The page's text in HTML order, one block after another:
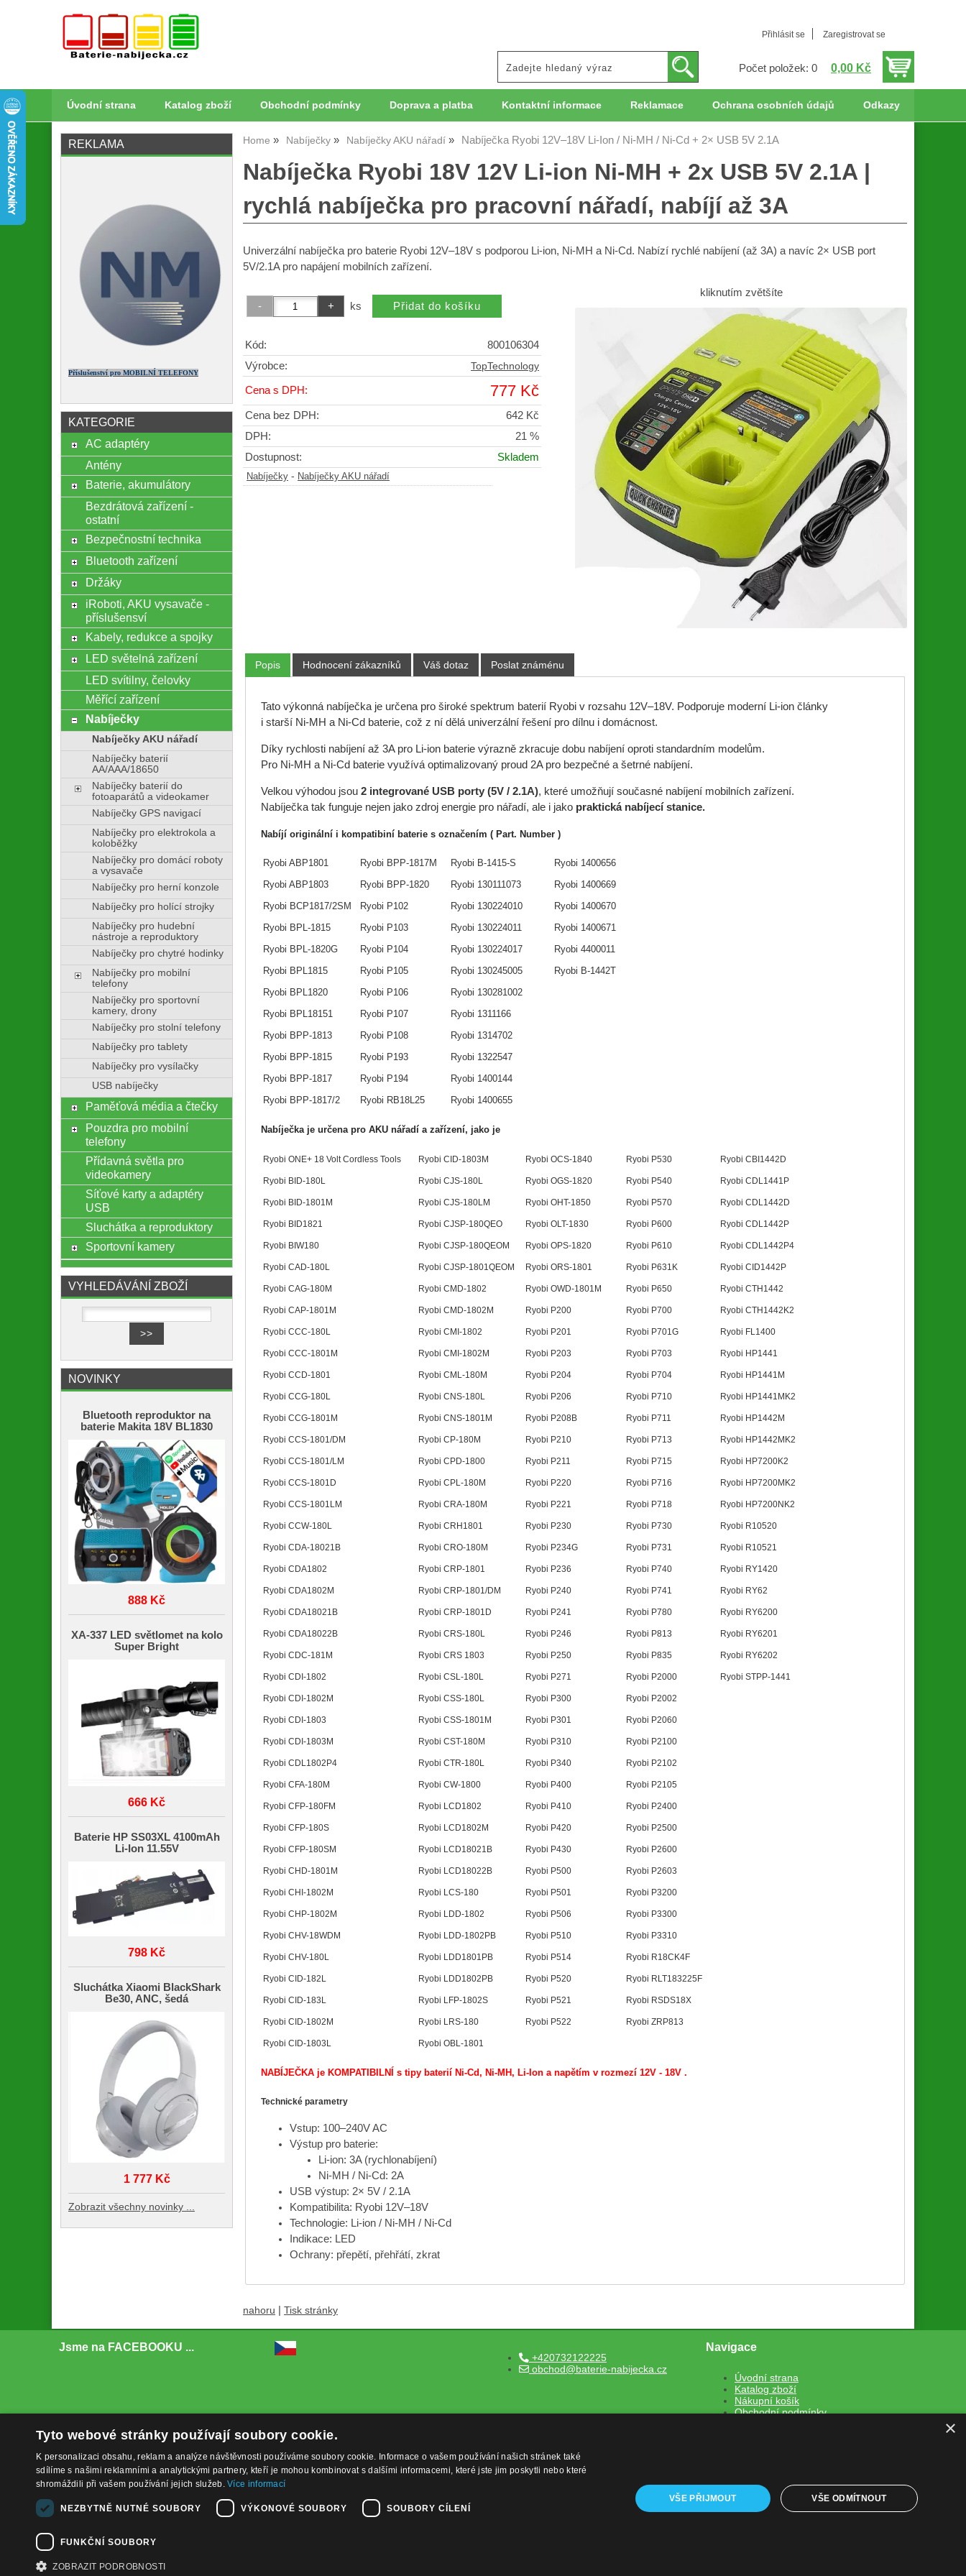
Přihlásit se Zaregistrovat se
Počet položek: 0 0,00 Kč
Úvodní strana Katalog zboží Obchodní podmínky Doprava a platba Kontaktní informace Reklamace Ochrana osobních údajů Odkazy
Home Nabíječky Nabíječky AKU nářadí Nabíječka Ryobi 12V–18V Li-Ion / Ni-MH / Ni-Cd + 2× USB 5V 2.1A
Nabíječka Ryobi 18V 12V Li-ion Ni-MH + 2x USB 5V 2.1A |
rychlá nabíječka pro pracovní nářadí, nabíjí až 3A
Univerzální nabíječka pro baterie Ryobi 12V–18V s podporou Li-ion, Ni-MH a Ni-Cd. Nabízí rychlé nabíjení (až 3A) a navíc 2× USB port
5V/2.1A pro napájení mobilních zařízení.
kliknutím zvětšíte
ks
Kód:
800106304
Výrobce:
TopTechnology
Cena s DPH: 777 Kč
Cena bez DPH:
642 Kč
DPH:
21 %
Dostupnost:
Skladem
Nabíječky - Nabíječky AKU nářadí
Popis Hodnocení zákazníků Váš dotaz Poslat známénu
Tato výkonná nabíječka je určena pro široké spektrum baterií Ryobi v rozsahu 12V–18V. Podporuje moderní Li-ion články
i starší Ni-MH a Ni-Cd baterie, což z ní dělá univerzální řešení pro dílnu i domácnost.
Díky rychlosti nabíjení až 3A pro Li-ion baterie výrazně zkracuje dobu nabíjení oproti standardním modelům.
Pro Ni-MH a Ni-Cd baterie využívá optimalizovaný proud 2A pro bezpečné a šetrné nabíjení.
Velkou výhodou jsou 2 integrované USB porty (5V / 2.1A), které umožňují současné nabíjení mobilních zařízení.
Nabíječka tak funguje nejen jako zdroj energie pro nářadí, ale i jako praktická nabíjecí stanice.
Nabíjí originální i kompatibiní baterie s označením ( Part. Number )
Ryobi ABP1801 Ryobi BPP-1817M Ryobi B-1415-S
Ryobi 1400656
Ryobi ABP1803
Ryobi BPP-1820 Ryobi 130111073
Ryobi 1400669
Ryobi BCP1817/2SM
Ryobi P102 Ryobi 130224010
Ryobi 1400670
Ryobi BPL-1815
Ryobi P103 Ryobi 130224011
Ryobi 1400671
Ryobi BPL-1820G
Ryobi P104 Ryobi 130224017
Ryobi 4400011
Ryobi BPL1815
Ryobi P105 Ryobi 130245005
Ryobi B-1442T
Ryobi BPL1820
Ryobi P106
Ryobi 130281002
Ryobi BPL18151
Ryobi P107
Ryobi 1311166
Ryobi BPP-1813
Ryobi P108
Ryobi 1314702
Ryobi BPP-1815
Ryobi P193
Ryobi 1322547
Ryobi BPP-1817
Ryobi P194
Ryobi 1400144
Ryobi BPP-1817/2
Ryobi RB18L25 Ryobi 1400655
Nabíječka je určena pro AKU nářadí a zařízení, jako je
Ryobi ONE+ 18 Volt Cordless Tools Ryobi CID-1803M Ryobi OCS-1840 Ryobi P530 Ryobi CBI1442D
Ryobi BID-180L Ryobi CJS-180L Ryobi OGS-1820 Ryobi P540 Ryobi CDL1441P
Ryobi BID-1801M Ryobi CJS-180LM Ryobi OHT-1850 Ryobi P570 Ryobi CDL1442D
Ryobi BID1821 Ryobi CJSP-180QEO Ryobi OLT-1830 Ryobi P600 Ryobi CDL1442P
Ryobi BIW180 Ryobi CJSP-180QEOM Ryobi OPS-1820 Ryobi P610 Ryobi CDL1442P4
Ryobi CAD-180L Ryobi CJSP-1801QEOM Ryobi ORS-1801 Ryobi P631K Ryobi CID1442P
Ryobi CAG-180M Ryobi CMD-1802 Ryobi OWD-1801M Ryobi P650 Ryobi CTH1442
Ryobi CAP-1801M Ryobi CMD-1802M Ryobi P200 Ryobi P700 Ryobi CTH1442K2
Ryobi CCC-180L Ryobi CMI-1802 Ryobi P201 Ryobi P701G Ryobi FL1400
Ryobi CCC-1801M Ryobi CMI-1802M Ryobi P203 Ryobi P703 Ryobi HP1441
Ryobi CCD-1801 Ryobi CML-180M Ryobi P204 Ryobi P704 Ryobi HP1441M
Ryobi CCG-180L Ryobi CNS-180L Ryobi P206 Ryobi P710 Ryobi HP1441MK2
Ryobi CCG-1801M Ryobi CNS-1801M Ryobi P208B Ryobi P711 Ryobi HP1442M
Ryobi CCS-1801/DM Ryobi CP-180M Ryobi P210 Ryobi P713 Ryobi HP1442MK2
Ryobi CCS-1801/LM Ryobi CPD-1800 Ryobi P211 Ryobi P715 Ryobi HP7200K2
Ryobi CCS-1801D Ryobi CPL-180M Ryobi P220 Ryobi P716 Ryobi HP7200MK2
Ryobi CCS-1801LM Ryobi CRA-180M Ryobi P221 Ryobi P718 Ryobi HP7200NK2
Ryobi CCW-180L Ryobi CRH1801 Ryobi P230 Ryobi P730 Ryobi R10520
Ryobi CDA-18021B Ryobi CRO-180M Ryobi P234G Ryobi P731 Ryobi R10521
Ryobi CDA1802 Ryobi CRP-1801 Ryobi P236 Ryobi P740 Ryobi RY1420
Ryobi CDA1802M Ryobi CRP-1801/DM Ryobi P240 Ryobi P741 Ryobi RY62
Ryobi CDA18021B Ryobi CRP-1801D Ryobi P241 Ryobi P780 Ryobi RY6200
Ryobi CDA18022B Ryobi CRS-180L Ryobi P246 Ryobi P813 Ryobi RY6201
Ryobi CDC-181M Ryobi CRS 1803 Ryobi P250 Ryobi P835 Ryobi RY6202
Ryobi CDI-1802 Ryobi CSL-180L Ryobi P271 Ryobi P2000 Ryobi STPP-1441
Ryobi CDI-1802M Ryobi CSS-180L Ryobi P300 Ryobi P2002
Ryobi CDI-1803 Ryobi CSS-1801M Ryobi P301 Ryobi P2060
Ryobi CDI-1803M Ryobi CST-180M Ryobi P310 Ryobi P2100
Ryobi CDL1802P4 Ryobi CTR-180L Ryobi P340 Ryobi P2102
Ryobi CFA-180M Ryobi CW-1800 Ryobi P400 Ryobi P2105
Ryobi CFP-180FM Ryobi LCD1802 Ryobi P410 Ryobi P2400
Ryobi CFP-180S Ryobi LCD1802M Ryobi P420 Ryobi P2500
Ryobi CFP-180SM Ryobi LCD18021B Ryobi P430 Ryobi P2600
Ryobi CHD-1801M Ryobi LCD18022B Ryobi P500 Ryobi P2603
Ryobi CHI-1802M Ryobi LCS-180 Ryobi P501 Ryobi P3200
Ryobi CHP-1802M Ryobi LDD-1802 Ryobi P506 Ryobi P3300
Ryobi CHV-18WDM Ryobi LDD-1802PB Ryobi P510 Ryobi P3310
Ryobi CHV-180L Ryobi LDD1801PB Ryobi P514 Ryobi R18CK4F
Ryobi CID-182L Ryobi LDD1802PB Ryobi P520 Ryobi RLT183225F
Ryobi CID-183L Ryobi LFP-1802S Ryobi P521 Ryobi RSDS18X
Ryobi CID-1802M Ryobi LRS-180 Ryobi P522 Ryobi ZRP813
Ryobi CID-1803L Ryobi OBL-1801
NABÍJEČKA je KOMPATIBILNÍ s tipy baterií Ni-Cd, Ni-MH, Li-Ion anapětím v rozmezí 12V - 18V .
Technické parametry
Vstup: 100–240V AC
Výstup pro baterie:
Li-ion: 3A (rychlonabíjení)
Ni-MH / Ni-Cd: 2A
USB výstup: 2× 5V / 2.1A
Kompatibilita: Ryobi 12V–18V
Technologie: Li-ion / Ni-MH / Ni-Cd
Indikace: LED
Ochrany: přepětí, přehřátí, zkrat
nahoru Tisk stránky
REKLAMA
Příslušenství pro MOBILNÍ TELEFONY
KATEGORIE
AC adaptéry
Antény
Baterie, akumulátory
Bezdrátová zařízení -
ostatní
Bezpečnostní technika
Bluetooth zařízení
Držáky
iRoboti, AKU vysavače -
příslušensví
Kabely, redukce a spojky
LED světelná zařízení
LED svítilny, čelovky
Měřící zařízení
Nabíječky
Nabíječky AKU nářadí
Nabíječky baterií
AA/AAA/18650
Nabíječky baterií do
fotoaparátů a videokamer
Nabíječky GPS navigací
Nabíječky pro elektrokola a
koloběžky
Nabíječky pro domácí roboty
a vysavače
Nabíječky pro herní konzole
Nabíječky pro holící strojky
Nabíječky pro hudební
nástroje a reproduktory
Nabíječky pro chytré hodinky
Nabíječky pro mobilní
telefony
Nabíječky pro sportovní
kamery, drony
Nabíječky pro stolní telefony
Nabíječky pro tablety
Nabíječky pro vysílačky
USB nabíječky
Paměťová média a čtečky
Pouzdra pro mobilní
telefony
Přídavná světla pro
videokamery
Síťové karty a adaptéry
USB
Sluchátka a reproduktory
Sportovní kamery
VYHLEDÁVÁNÍ ZBOŽÍ
NOVINKY
Bluetooth reproduktor na
baterie Makita 18V BL1830
888 Kč
XA-337 LED světlomet na kolo
Super Bright
666 Kč
Baterie HP SS03XL 4100mAh
Li-Ion 11.55V
798 Kč
Sluchátka Xiaomi BlackShark
Be30, ANC, šedá
1 777 Kč
Zobrazit všechny novinky ...
Jsme na FACEBOOKU ...
+420732122225
obchod@baterie-nabijecka.cz
Navigace
Úvodní strana
Katalog zboží
Nákupní košík
Obchodní podmínky
×
Tyto webové stránky používají soubory cookie.
K personalizaci obsahu, reklam a analýze návštěvnosti používáme soubory cookie. Informace o vašem používání našich stránek také
sdílíme s našimi reklamními a analytickými partnery, kteří je mohou kombinovat s dalšími informacemi, které jste jim poskytli nebo které
shromáždili při vašem používání jejich služeb.Více informací
NEZBYTNĚ NUTNÉ SOUBORY VÝKONOVÉ SOUBORY SOUBORY CÍLENÍ
FUNKČNÍ SOUBORY
ZOBRAZIT PODROBNOSTI
VŠE PŘIJMOUT VŠE ODMÍTNOUT